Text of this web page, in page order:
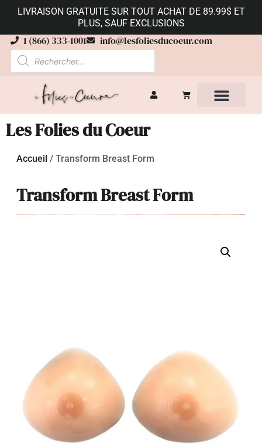
LIVRAISON GRATUITE SUR TOUT ACHAT DE 89.99$ ET
PLUS, SAUF EXCLUSIONS
1 (866) 333-1001 info@lesfoliesducoeur.com
Les Folies du Coeur
Accueil / Transform Breast Form
Transform Breast Form